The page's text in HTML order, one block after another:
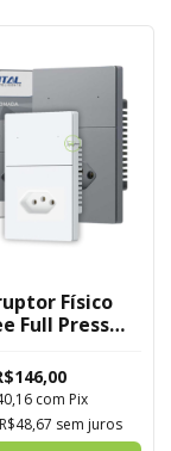
Físico
Full Press
com Tomada
com Pix
R$48,67 sem juros